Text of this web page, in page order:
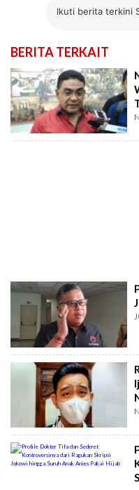
Ikuti berita terkini
BERITA TERKAIT